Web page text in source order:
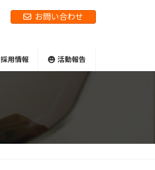
お問い合わせ
採用情報 活動報告